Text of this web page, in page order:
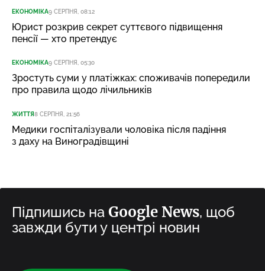
ЕКОНОМІКА9 СЕРПНЯ, 08:12
Юрист розкрив секрет суттєвого підвищення
пенсії — хто претендує
ЕКОНОМІКА9 СЕРПНЯ, 05:30
Зростуть суми у платіжках: споживачів попередили
про правила щодо лічильників
ЖИТТЯ8 СЕРПНЯ, 21:56
Медики госпіталізували чоловіка після падіння
з даху на Виноградівщині
Підпишись на Google News, щоб
завжди бути у центрі новин